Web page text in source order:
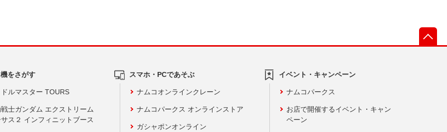
をさがす
ルマスター TOURS
士ガンダム エクストリーム
ス２ インフィニットブース
スマホ・PCであそぶ
ナムコオンラインクレーン
ナムコパークス オンラインストア
ガシャポンオンライン
イベント・キャンペーン
ナムコパークス
お店で開催するイベント・キャン
ペーン